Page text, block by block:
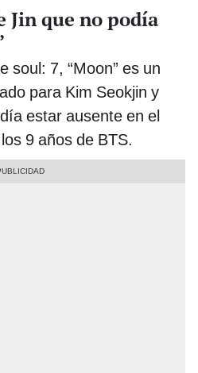
Jin que no podía
soul: 7, “Moon” es un
para Kim Seokjin y
estar ausente en el
9 años de BTS.